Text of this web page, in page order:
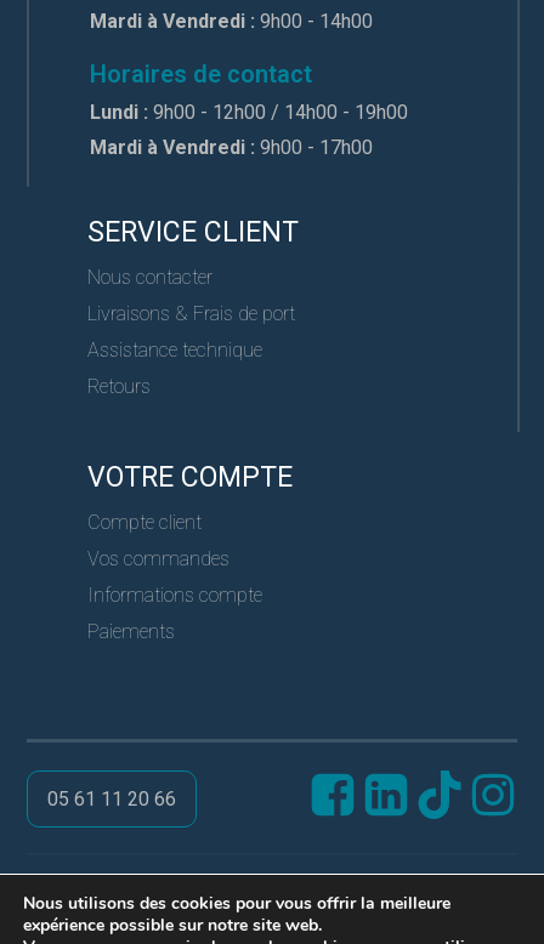
Mardi à Vendredi : 9h00 - 14h00
Horaires de contact
Lundi : 9h00 - 12h00 / 14h00 - 19h00
Mardi à Vendredi : 9h00 - 17h00
SERVICE CLIENT
Nous contacter
Livraisons & Frais de port
Assistance technique
Retours
VOTRE COMPTE
Compte client
Vos commandes
Informations compte
Paiements
05 61 11 20 66
@ PRO SERVICES CLES
Réalisation ARPEGA
Nous utilisons des cookies pour vous offrir la meilleure
expérience possible sur notre site web.